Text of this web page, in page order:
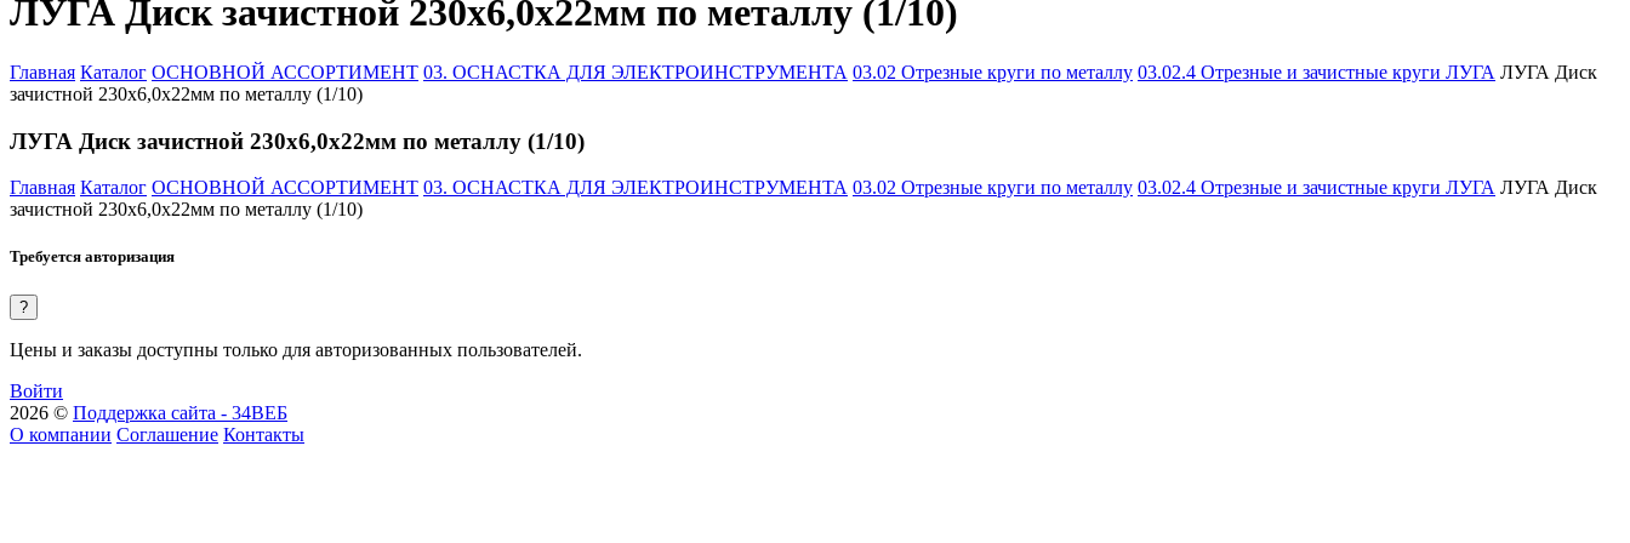
ЛУГА Диск зачистной 230х6,0х22мм по металлу (1/10)
Главная Каталог ОСНОВНОЙ АССОРТИМЕНТ 03. ОСНАСТКА ДЛЯ ЭЛЕКТРОИНСТРУМЕНТА 03.02 Отрезные круги по металлу 03.02.4 Отрезные и зачистные круги ЛУГА ЛУГА Диск
зачистной 230х6,0х22мм по металлу (1/10)
ЛУГА Диск зачистной 230х6,0х22мм по металлу (1/10)
Главная Каталог ОСНОВНОЙ АССОРТИМЕНТ 03. ОСНАСТКА ДЛЯ ЭЛЕКТРОИНСТРУМЕНТА 03.02 Отрезные круги по металлу 03.02.4 Отрезные и зачистные круги ЛУГА ЛУГА Диск
зачистной 230х6,0х22мм по металлу (1/10)
Требуется авторизация
?
Цены и заказы доступны только для авторизованных пользователей.
Войти
2026 © Поддержка сайта - 34ВЕБ
О компании Соглашение Контакты